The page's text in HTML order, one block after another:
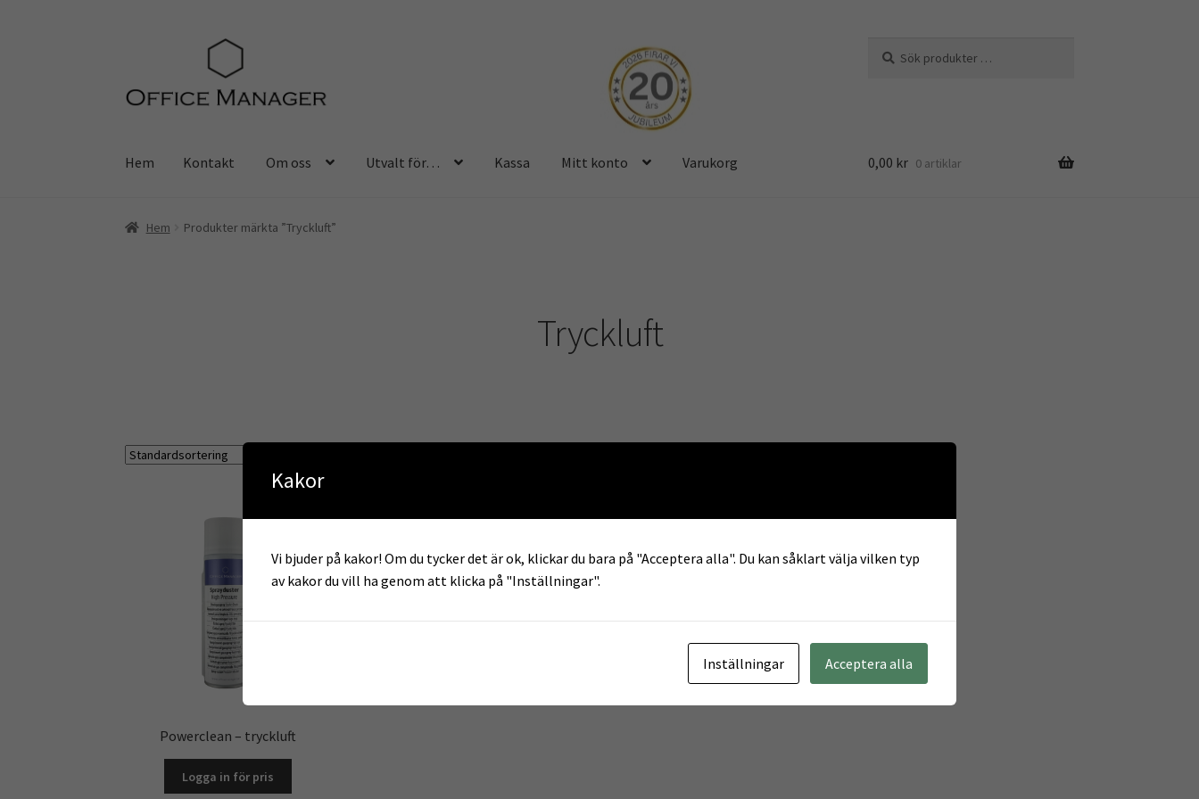
navigering
innehåll
efter:
Hem Kontakt Om oss Utvalt för… Kassa Mitt konto Varukorg
Hem Kontakt Om oss Utvalt för… Kassa
0,00 kr 0 artiklar
Hem Produkter märkta ”Tryckluft”
Tryckluft
Powerclean – tryckluft
Logga in för pris
Kakor
Vi bjuder på kakor! Om du tycker det är ok, klickar du bara på "Acceptera alla". Du kan såklart välja vilken typ
av kakor du vill ha genom att klicka på "Inställningar".
Inställningar Acceptera alla